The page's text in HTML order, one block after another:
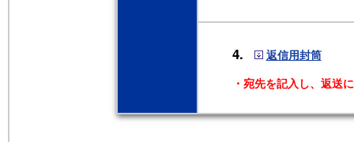
4.
返信用封筒
・宛先を記入し、返送